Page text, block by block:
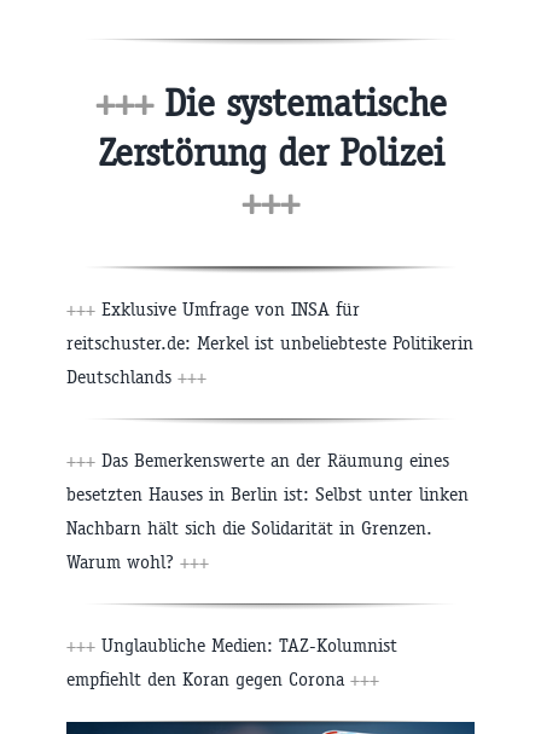
+++Die systematische
Zerstörung der Polizei
+++
+++ Exklusive Umfrage von INSA für
reitschuster.de: Merkel ist unbeliebteste Politikerin
Deutschlands +++
+++ Das Bemerkenswerte an der Räumung eines
besetzten Hauses in Berlin ist: Selbst unter linken
Nachbarn hält sich die Solidarität in Grenzen.
Warum wohl? +++
+++ Unglaubliche Medien: TAZ-Kolumnist
empfiehlt den Koran gegen Corona +++